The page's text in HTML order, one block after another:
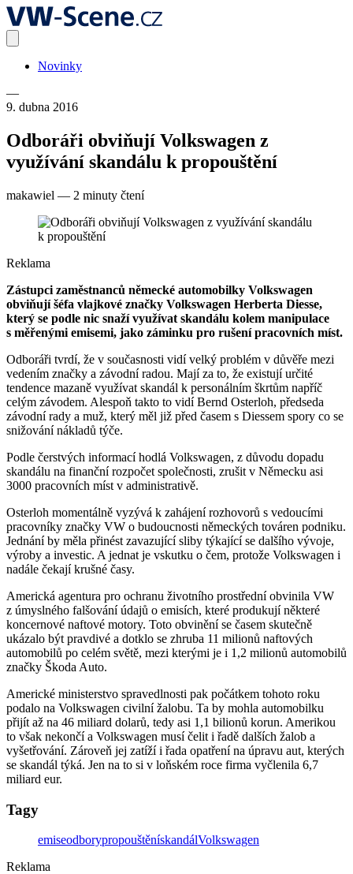
Novinky
—
9. dubna 2016
Odboráři obviňují Volkswagen z
využívání skandálu k propouštění
makawiel — 2 minuty čtení
Reklama
Zástupci zaměstnanců německé automobilky Volkswagen
obviňují šéfa vlajkové značky Volkswagen Herberta Diesse,
který se podle nic snaží využívat skandálu kolem manipulace
s měřenými emisemi, jako záminku pro rušení pracovních míst.
Odboráři tvrdí, že v současnosti vidí velký problém v důvěře mezi
vedením značky a závodní radou. Mají za to, že existují určité
tendence mazaně využívat skandál k personálním škrtům napříč
celým závodem. Alespoň takto to vidí Bernd Osterloh, předseda
závodní rady a muž, který měl již před časem s Diessem spory co se
snižování nákladů týče.
Podle čerstvých informací hodlá Volkswagen, z důvodu dopadu
skandálu na finanční rozpočet společnosti, zrušit v Německu asi
3000 pracovních míst v administrativě.
Osterloh momentálně vyzývá k zahájení rozhovorů s vedoucími
pracovníky značky VW o budoucnosti německých továren podniku.
Jednání by měla přinést zavazující sliby týkající se dalšího vývoje,
výroby a investic. A jednat je vskutku o čem, protože Volkswagen i
nadále čekají krušné časy.
Americká agentura pro ochranu životního prostřední obvinila VW
z úmyslného falšování údajů o emisích, které produkují některé
koncernové naftové motory. Toto obvinění se časem skutečně
ukázalo být pravdivé a dotklo se zhruba 11 milionů naftových
automobilů po celém světě, mezi kterými je i 1,2 milionů automobilů
značky Škoda Auto.
Americké ministerstvo spravedlnosti pak počátkem tohoto roku
podalo na Volkswagen civilní žalobu. Ta by mohla automobilku
přijít až na 46 miliard dolarů, tedy asi 1,1 bilionů korun. Amerikou
to však nekončí a Volkswagen musí čelit i řadě dalších žalob a
vyšetřování. Zároveň jej zatíží i řada opatření na úpravu aut, kterých
se skandál týká. Jen na to si v loňském roce firma vyčlenila 6,7
miliard eur.
Tagy
emiseodborypropouštěnískandálVolkswagen
Reklama